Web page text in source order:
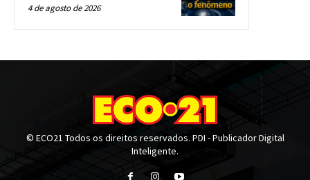
4 de agosto de 2026
© ECO21 Todos os direitos reservados. PDI - Publicador Digital
Inteligente.